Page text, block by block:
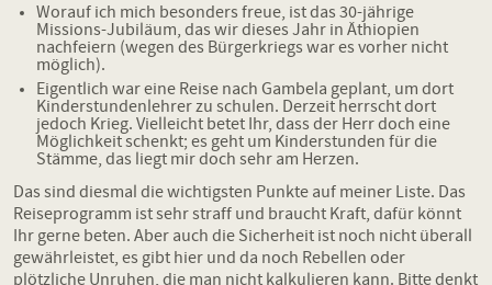
Worauf ich mich besonders freue, ist das 30-jährige
Missions-Jubiläum, das wir dieses Jahr in Äthiopien
nachfeiern (wegen des Bürgerkriegs war es vorher nicht
möglich).
Eigentlich war eine Reise nach Gambela geplant, um dort
Kinderstundenlehrer zu schulen. Derzeit herrscht dort
jedoch Krieg. Vielleicht betet Ihr, dass der Herr doch eine
Möglichkeit schenkt; es geht um Kinderstunden für die
Stämme, das liegt mir doch sehr am Herzen.
Das sind diesmal die wichtigsten Punkte auf meiner Liste. Das
Reiseprogramm ist sehr straff und braucht Kraft, dafür könnt
Ihr gerne beten. Aber auch die Sicherheit ist noch nicht überall
gewährleistet, es gibt hier und da noch Rebellen oder
plötzliche Unruhen, die man nicht kalkulieren kann. Bitte denkt